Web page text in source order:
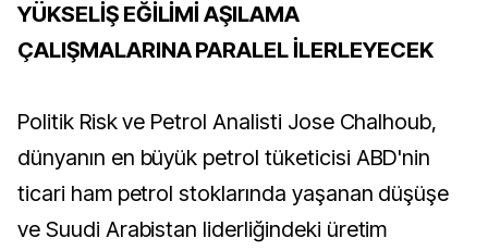
YÜKSELİŞ EĞİLİMİ AŞILAMA
ÇALIŞMALARINA PARALEL İLERLEYECEK
Politik Risk ve Petrol Analisti Jose Chalhoub,
dünyanın en büyük petrol tüketicisi ABD'nin
ticari ham petrol stoklarında yaşanan düşüşe
ve Suudi Arabistan liderliğindeki üretim